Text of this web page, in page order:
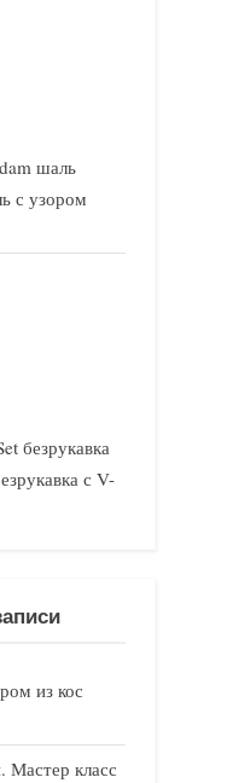
шаль
с узором
безрукавка
с V-
из кос
Мастер класс